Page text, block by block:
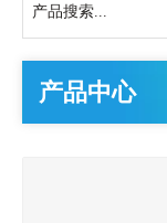
产品中心